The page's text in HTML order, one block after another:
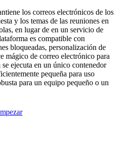
los correos electrónicos de los
y los temas de las reuniones en
en lugar de en un servicio de
es compatible con
bloqueadas, personalización de
mágico de correo electrónico para
ejecuta en un único contenedor
pequeña para uso
para un equipo pequeño o un